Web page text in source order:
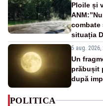
Ploile și
combate
situația
5 aug. 2026,
Un
prăbușit
după
POLITICA